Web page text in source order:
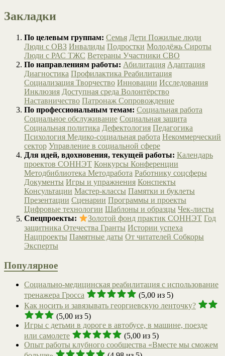
Закладки
По целевым группам: Семья Дети Пожилые люди
Люди с ОВЗ Инвалиды Подростки Молодёжь Сироты
Люди с РАС ТЖС Ветераны Участники СВО
По направлениям работы: Абилитация Адаптация
Диагностика Профилактика Реабилитация
Социализация Творчество Инновации Исследования
Инклюзия Доступная среда Волонтёрство
Наставничество Патронаж Сопровождение
По профессиональным темам: Социальная работа
Социальное обслуживание Социальная защита
Социальная политика Дефектология Педагогика
Психология Медико-социальная работа Некоммерческий
сектор Управление в социальной сфере
Для идей, вдохновения, текущей работы: Календарь
проектов СОННЭТ Конкурсы Конференции
Методбиблиотека Методработа Работнику соцсферы
Документы Игры и упражнения Конспекты
Консультации Мастер-классы Памятки и буклеты
Презентации Сценарии Программы и проекты
Цифровые технологии Шаблоны и образцы Чек-листы
Спецпроекты:
Золотой фонд практик СОННЭТ Год
защитника Отечества Гранты Истории успеха
Нацпроекты Памятные даты От читателей Собкоры
Эксперты
Популярное
Социально-медицинская реабилитация с использование
тренажера Гросса
(5,00 из 5)
Как носить и завязывать георгиевскую ленточку?
(5,00 из 5)
Игры с детьми в дороге в автобусе, в машине, поезде
или самолете
(5,00 из 5)
Опыт работы клубного сообщества «Вместе мы сможем